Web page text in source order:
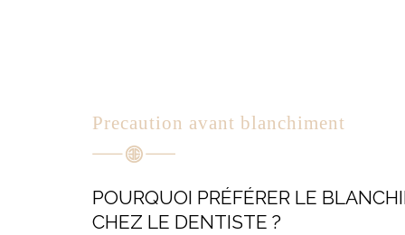
Precaution avant blanchiment
POURQUOI PRÉFÉRER LE
CHEZ LE DENTISTE ?